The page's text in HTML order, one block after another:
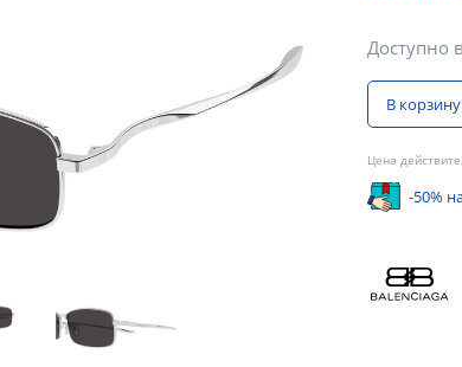
Доступно в
В корзину
Цена
-50%